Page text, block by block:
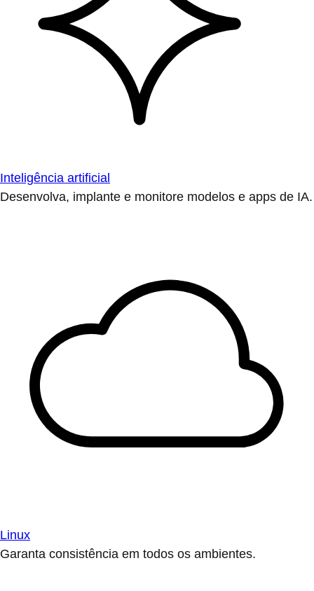
Inteligência artificial
Desenvolva, implante e monitore modelos e apps de IA.
Linux
Garanta consistência em todos os ambientes.